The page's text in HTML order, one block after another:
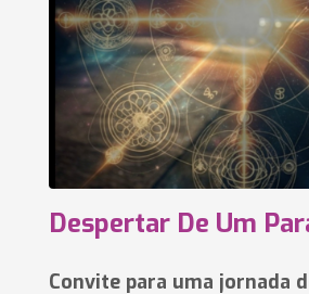
Despertar De Um
Convite para uma jornada